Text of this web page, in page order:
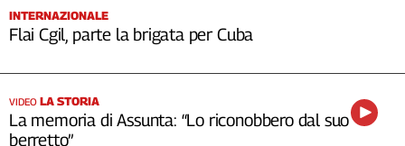
INTERNAZIONALE
Flai Cgil, parte la brigata per Cuba
VIDEO LA STORIA
La memoria di Assunta: “Lo riconobbero dal suo
berretto”